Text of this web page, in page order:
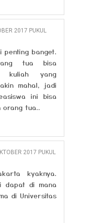
2017 PUKUL
penting banget.
tua bisa
kuliah yang
mahal, jadi
ini bisa
orang tua..
2017 PUKUL
kyaknya.
dapat di mana
di Universitas